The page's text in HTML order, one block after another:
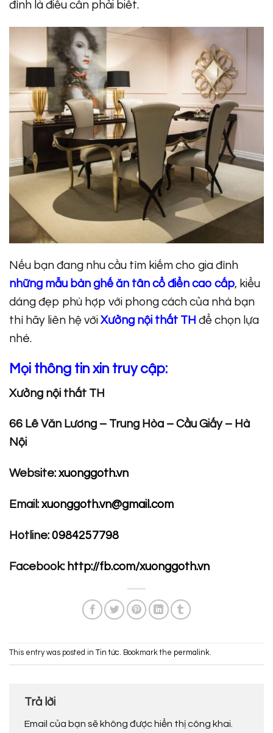
đình là điều cần phải biết.
Nếu bạn đang nhu cầu tìm kiếm cho gia đình
những mẫu bàn ghế ăn tân cổ điển cao cấp, kiểu
dáng đẹp phù hợp với phong cách của nhà bạn
thì hãy liên hệ với Xưởng nội thất TH để chọn lựa
nhé.
Mọi thông tin xin truy cập:
Xưởng nội thất TH
66 Lê Văn Lương – Trung Hòa – Cầu Giấy – Hà
Nội
Website: xuonggoth.vn
Email: xuonggoth.vn@gmail.com
Hotline: 0984257798
Facebook: http://fb.com/xuonggoth.vn
This entry was posted in Tin tức. Bookmark the permalink.
Trả lời
Email của bạn sẽ không được hiển thị công khai.